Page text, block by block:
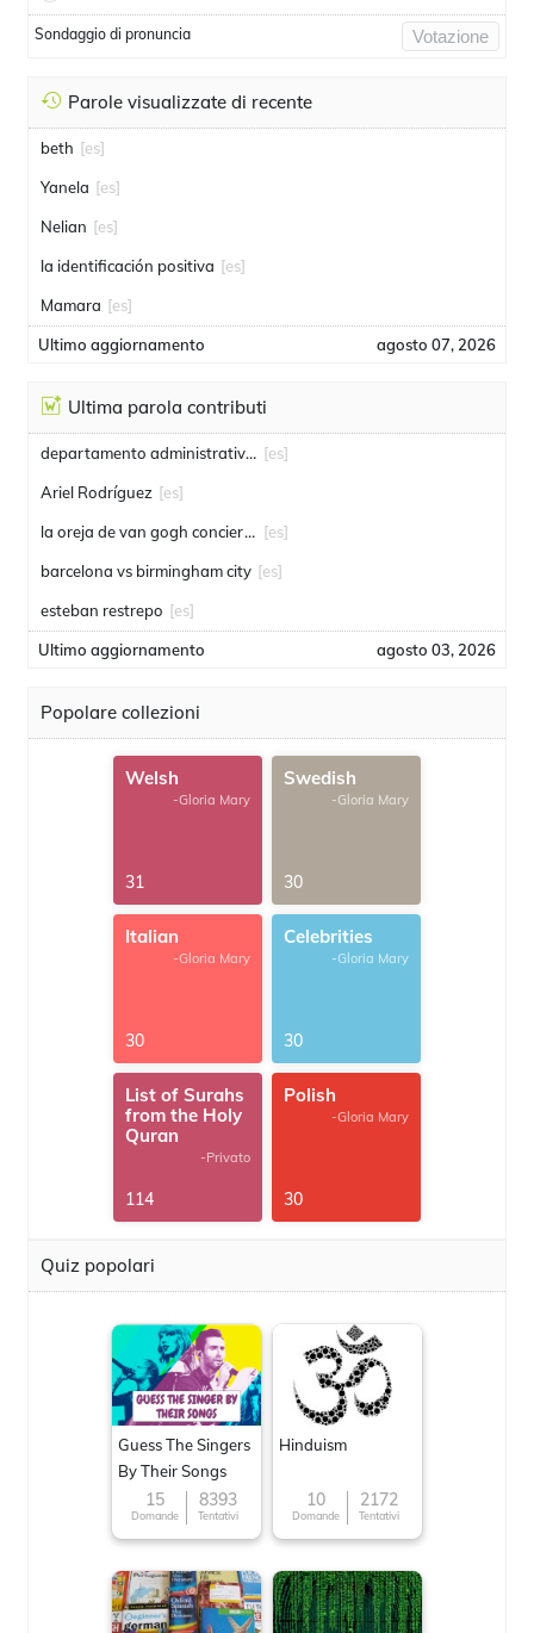
Sondaggio di pronuncia Votazione
Parole visualizzate di recente
beth [es]
Yanela [es]
Nelian [es]
la identificación positiva [es]
Mamara [es]
Ultimo aggiornamento agosto 07, 2026
Ultima parola contributi
departamento administrativo de seguridad [es]
Ariel Rodríguez [es]
la oreja de van gogh conciertos [es]
barcelona vs birmingham city [es]
esteban restrepo [es]
Ultimo aggiornamento agosto 03, 2026
Popolare collezioni
Welsh
-Gloria Mary
31
Swedish
-Gloria Mary
30
Italian
-Gloria Mary
30
Celebrities
-Gloria Mary
30
List of Surahs
from the Holy
Quran
-Privato
114
Polish
-Gloria Mary
30
Quiz popolari
Guess The Singers
By Their Songs
15
Domande
8393
Tentativi
Hinduism
10
Domande
2172
Tentativi